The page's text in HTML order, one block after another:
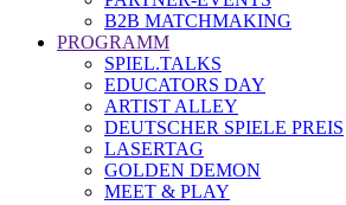
B2B MATCHMAKING
PROGRAMM
SPIEL.TALKS
EDUCATORS DAY
ARTIST ALLEY
DEUTSCHER SPIELE PREIS
LASERTAG
GOLDEN DEMON
MEET & PLAY